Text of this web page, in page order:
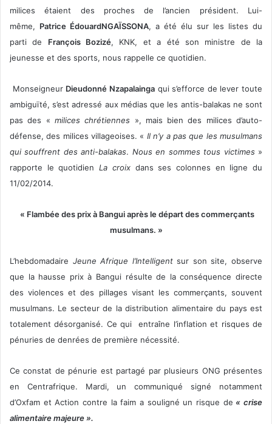
milices étaient des proches de l’ancien président. Lui-
même, Patrice ÉdouardNGAÏSSONA, a été élu sur les listes du
parti de François Bozizé, KNK, et a été son ministre de la
jeunesse et des sports, nous rappelle ce quotidien.
Monseigneur Dieudonné Nzapalaingaqui s’efforce de lever toute
ambiguïté, s’est adressé aux médias que les antis-balakas ne sont
pas des « milices chrétiennes », mais bien des milices d’auto-
défense, des milices villageoises. « Il n’y a pas que les musulmans
qui souffrent des anti-balakas. Nous en sommes tous victimes»
rapporte le quotidien La croixdans ses colonnes en ligne du
11/02/2014.
« Flambée des prix à Bangui après le départ des commerçants
musulmans. »
L’hebdomadaire Jeune Afrique l’Intelligentsur son site, observe
que la hausse prix à Bangui résulte de la conséquence directe
des violences et des pillages visant les commerçants, souvent
musulmans. Le secteur de la distribution alimentaire du pays est
totalement désorganisé. Ce qui entraîne l’inflation et risques de
pénuries de denrées de première nécessité.
Ce constat de pénurie est partagé par plusieurs ONG présentes
en Centrafrique. Mardi, un communiqué signé notamment
d’Oxfam et Action contre la faim a souligné un risque de « crise
alimentaire majeure ».